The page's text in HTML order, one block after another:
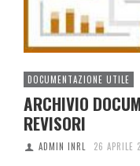
DOCUMENTAZIONE UTILE
ARCHIVIO
REVISORI
ADMIN INRL 26 APRILE